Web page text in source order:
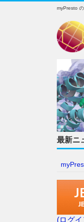
myPresto
最新ニ
(ログ